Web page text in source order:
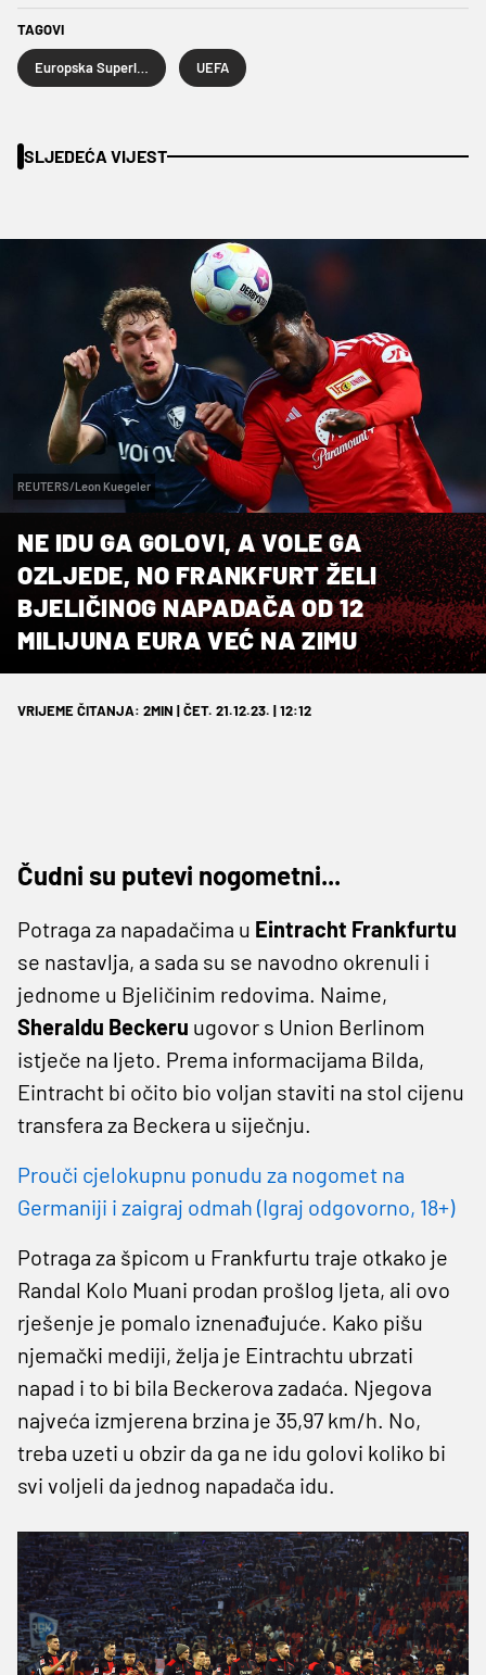
TAGOVI
UEFA
SLJEDEĆA VIJEST
REUTERS/Leon Kuegeler
NE IDU GA GOLOVI, A VOLE GA
OZLJEDE, NO FRANKFURT ŽELI
BJELIČINOG NAPADAČA OD 12
MILIJUNA EURA VEĆ NA ZIMU
VRIJEME ČITANJA: 2MIN | ČET. 21.12.23. | 12:12
Čudni su putevi nogometni...
Potraga za napadačima u Eintracht Frankfurtu
se nastavlja, a sada su se navodno okrenuli i
jednome u Bjeličinim redovima. Naime,
Sheraldu Beckeru ugovor s Union Berlinom
istječe na ljeto. Prema informacijama Bilda,
Eintracht bi očito bio voljan staviti na stol cijenu
transfera za Beckera u siječnju.
Prouči cjelokupnu ponudu za nogomet na
Germaniji i zaigraj odmah (Igraj odgovorno, 18+)
Potraga za špicom u Frankfurtu traje otkako je
Randal Kolo Muani prodan prošlog ljeta, ali ovo
rješenje je pomalo iznenađujuće. Kako pišu
njemački mediji, želja je Eintrachtu ubrzati
napad i to bi bila Beckerova zadaća. Njegova
najveća izmjerena brzina je 35,97 km/h. No,
treba uzeti u obzir da ga ne idu golovi koliko bi
svi voljeli da jednog napadača idu.